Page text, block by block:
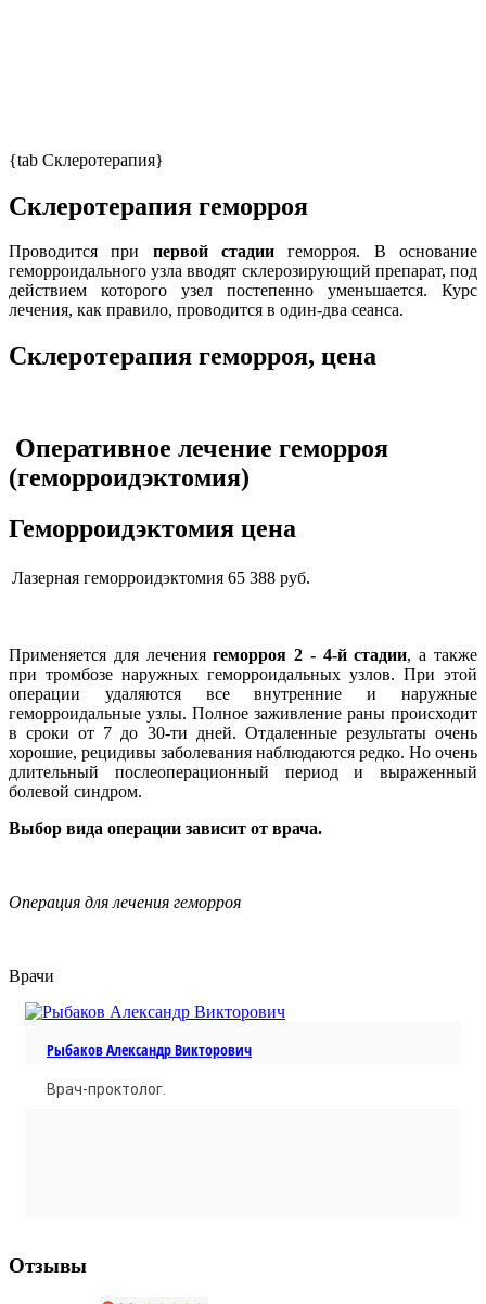
{tab Склеротерапия}
Склеротерапия геморроя
Проводится при первой стадии геморроя. В основание
геморроидального узла вводят склерозирующий препарат, под
действием которого узел постепенно уменьшается. Курс
лечения, как правило, проводится в один-два сеанса.
Склеротерапия геморроя, цена
Оперативное лечение геморроя
(геморроидэктомия)
Геморроидэктомия цена
Лазерная геморроидэктомия 65 388 руб.
Применяется для лечениягеморроя 2 - 4-й стадии, а также
при тромбозе наружных геморроидальных узлов. При этой
операции удаляются все внутренние и наружные
геморроидальные узлы. Полное заживление раны происходит
в сроки от 7 до 30-ти дней. Отдаленные результаты очень
хорошие, рецидивы заболевания наблюдаются редко. Но очень
длительный послеоперационный период и выраженный
болевой синдром.
Выбор вида операции зависит от врача.
Операция для лечения геморроя
Врачи
Рыбаков Александр Викторович
Врач-проктолог.
Отзывы